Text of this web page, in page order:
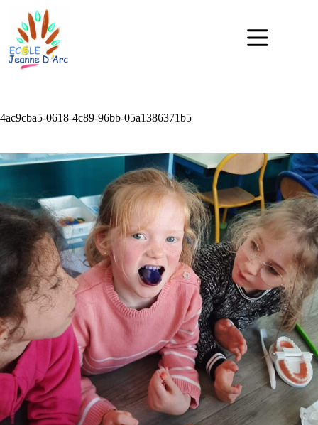
4ac9cba5-0618-4c89-96bb-05a1386371b5